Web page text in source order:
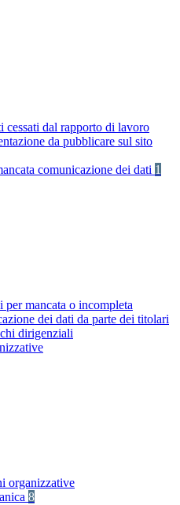
cessati dal rapporto di lavoro
da pubblicare sul sito
comunicazione dei dati 1
per mancata o incompleta
dei dati da parte dei titolari
dirigenziali
organizzative
8